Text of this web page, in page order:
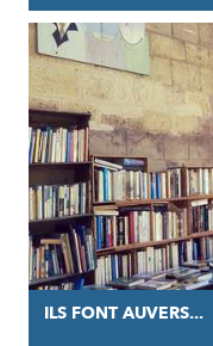
ILS FONT AUVERS...